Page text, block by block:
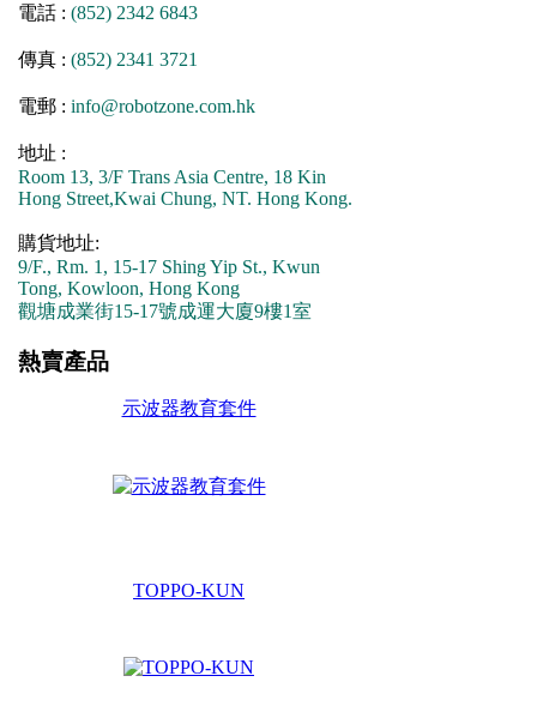
電話 : (852) 2342 6843
傳真 : (852) 2341 3721
電郵 : info@robotzone.com.hk
地址 :
Room 13, 3/F Trans Asia Centre, 18 Kin
Hong Street,Kwai Chung, NT. Hong Kong.
購貨地址:
9/F., Rm. 1, 15-17 Shing Yip St., Kwun
Tong, Kowloon, Hong Kong
觀塘成業街15-17號成運大廈9樓1室
熱賣產品
示波器教育套件
TOPPO-KUN